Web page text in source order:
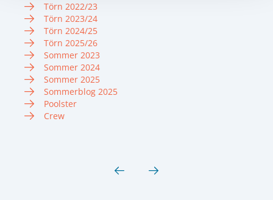
Törn 2022/23
Törn 2023/24
Törn 2024/25
Törn 2025/26
Sommer 2023
Sommer 2024
Sommer 2025
Sommerblog 2025
Poolster
Crew